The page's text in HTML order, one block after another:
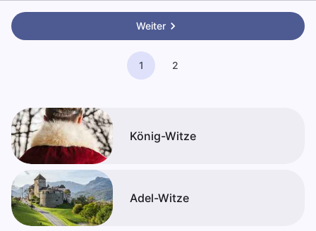
Weiter
1 2
König-Witze
Adel-Witze